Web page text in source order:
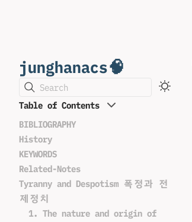
junghanacs🧠
Search
Table of Contents
BIBLIOGRAPHY
History
KEYWORDS
Related-Notes
Tyranny and Despotism 폭정과 전
제정치
1. The nature and origin of